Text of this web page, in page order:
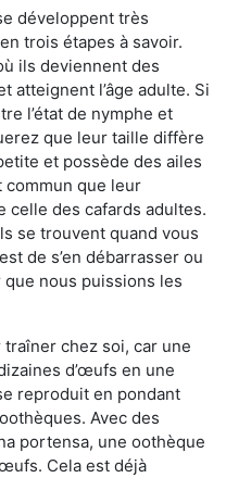
développent très
trois étapes à savoir.
ils deviennent des
atteignent l’âge adulte. Si
l’état de nymphe et
que leur taille diffère
et possède des ailes
commun que leur
des cafards adultes.
se trouvent quand vous
de s’en débarrasser ou
nous puissions les
traîner chez soi, car une
d’œufs en une
reproduit en pondant
Avec des
portensa, une oothèque
Cela est déjà